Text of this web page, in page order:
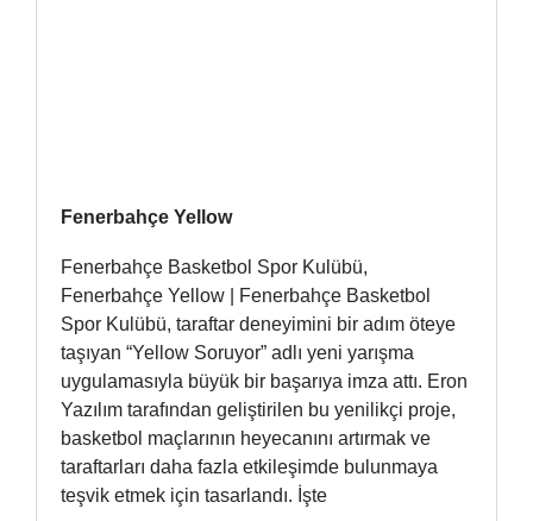
Fenerbahçe Yellow
Fenerbahçe Basketbol Spor Kulübü,
Fenerbahçe Yellow | Fenerbahçe Basketbol
Spor Kulübü, taraftar deneyimini bir adım öteye
taşıyan “Yellow Soruyor” adlı yeni yarışma
uygulamasıyla büyük bir başarıya imza attı. Eron
Yazılım tarafından geliştirilen bu yenilikçi proje,
basketbol maçlarının heyecanını artırmak ve
taraftarları daha fazla etkileşimde bulunmaya
teşvik etmek için tasarlandı. İşte